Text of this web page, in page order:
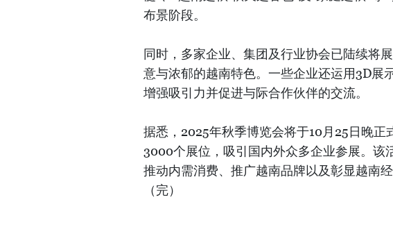
布景阶段。
同时，多家企业、集团及行业协会已陆续将
意与浓郁的越南特色。一些企业还运用3D展
增强吸引力并促进与际合作伙伴的交流。
据悉，2025年秋季博览会将于10月25日晚正
3000个展位，吸引国内外众多企业参展。该
推动内需消费、推广越南品牌以及彰显越南
（完）